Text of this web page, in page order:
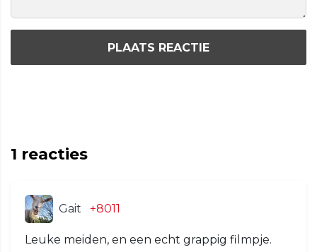
PLAATS REACTIE
1 reacties
Gait +8011
Leuke meiden, en een echt grappig filmpje.